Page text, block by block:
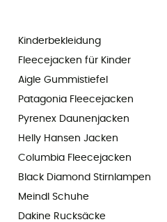
Kinderbekleidung
Fleecejacken für Kinder
Aigle Gummistiefel
Patagonia Fleecejacken
Pyrenex Daunenjacken
Helly Hansen Jacken
Columbia Fleecejacken
Black Diamond Stirnlampen
Meindl Schuhe
Dakine Rucksäcke